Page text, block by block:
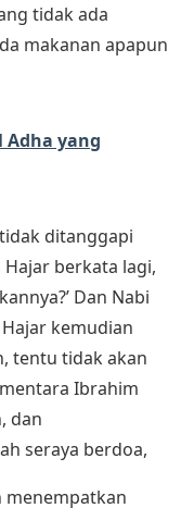
tidak ada
makanan apapun
yang
ditanggapi
berkata lagi,
Dan Nabi
kemudian
tentu tidak akan
Ibrahim
dan
seraya berdoa,
menempatkan